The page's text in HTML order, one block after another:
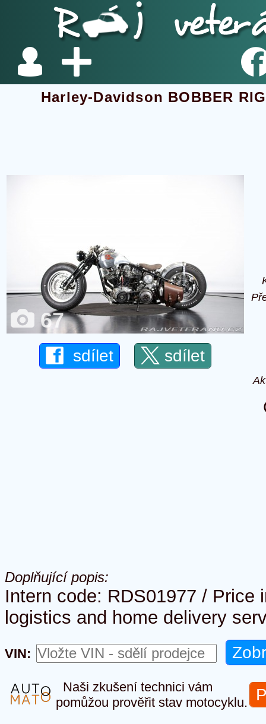
Harley-Davidson BOBBER
67
sdílet sdílet
Doplňující popis:
Intern code: RDS01977 / Price
logistics and home delivery
VIN:
Naši zkušení technici vám
pomůžou prověřit stav motocyklu.